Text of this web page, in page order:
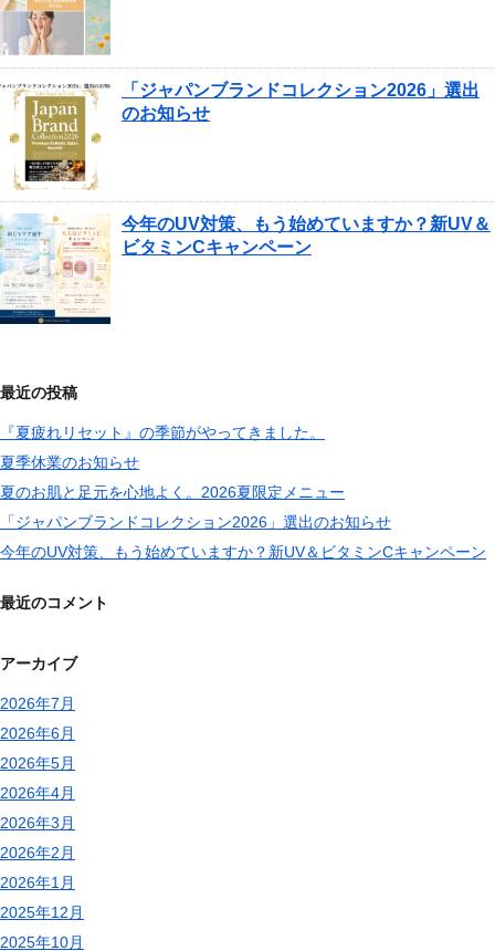
「ジャパンブランドコレクション2026」選出
のお知らせ
今年のUV対策、もう始めていますか？新UV＆
ビタミンCキャンペーン
最近の投稿
『夏疲れリセット』の季節がやってきました。
夏季休業のお知らせ
夏のお肌と足元を心地よく。2026夏限定メニュー
「ジャパンブランドコレクション2026」選出のお知らせ
今年のUV対策、もう始めていますか？新UV＆ビタミンCキャンペーン
最近のコメント
アーカイブ
2026年7月
2026年6月
2026年5月
2026年4月
2026年3月
2026年2月
2026年1月
2025年12月
2025年10月